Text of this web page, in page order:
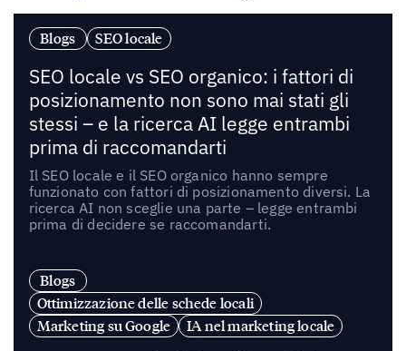
Blogs SEO locale
SEO locale vs SEO organico: i fattori di
posizionamento non sono mai stati gli
stessi – e la ricerca AI legge entrambi
prima di raccomandarti
Il SEO locale e il SEO organico hanno sempre
funzionato con fattori di posizionamento diversi. La
ricerca AI non sceglie una parte – legge entrambi
prima di decidere se raccomandarti.
Blogs
Ottimizzazione delle schede locali
Marketing su Google
IA nel marketing locale